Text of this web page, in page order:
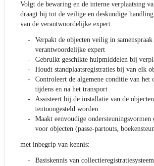
Volgt de bewaring en de interne verplaatsing
draagt bij tot de veilige en deskundige
van de verantwoordelijke expert
Verpakt de objecten veilig in samenspraak
verantwoordelijke expert
Gebruikt geschikte hulpmiddelen bij
Houdt standplaatsregistraties bij van elk
Controleert de algemene conditie van het
tijdens en na het transport
Assisteert bij de installatie van de
tentoongesteld worden
Maakt eenvoudige ondersteuningsvormen
voor objecten (passe-partouts,
met inbegrip van kennis:
Basiskennis van collectieregistratiesysteem